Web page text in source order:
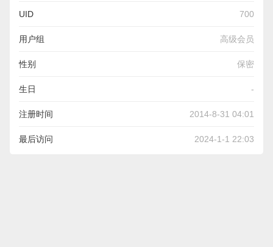
UID 700
用户组 高级会员
性别 保密
生日 -
注册时间 2014-8-31 04:01
最后访问 2024-1-1 22:03